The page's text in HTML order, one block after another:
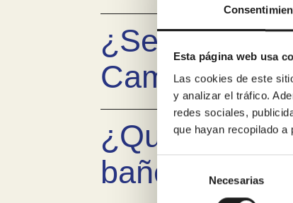
Esta página web usa
Las cookies de este
y analizar el tráfico.
redes sociales,
que hayan recopilado
de
consentimiento
Necesarias
¿Se puede
Cambre?
¿Qué
bañera por